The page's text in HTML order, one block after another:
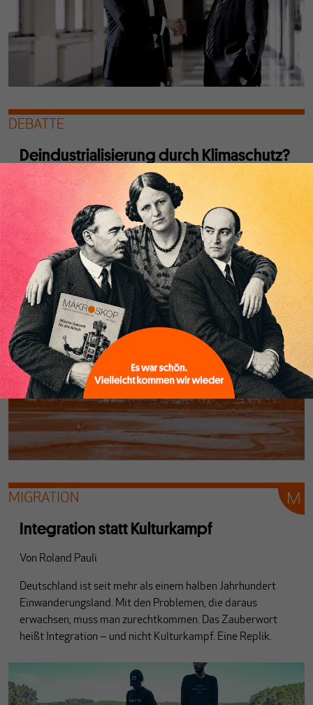
DEBATTE
Deindustrialisierung durch Klimaschutz?
VonRoland Pauli
Die Deindustrialisierungsdebatte krankt an
interessensgeleiteten Übertreibungen und an einer
Orientierung am Standortwettbewerb mit den USA.
Stattdessen wäre eine Beschleunigung der Energiewende
notwendig.
MIGRATION
Integration statt Kulturkampf
Von Roland Pauli
Deutschland ist seit mehr als einem halben Jahrhundert
Einwanderungsland. Mit den Problemen, die daraus
erwachsen, muss man zurechtkommen. Das Zauberwort
heißt Integration ‒ und nicht Kulturkampf. Eine Replik.